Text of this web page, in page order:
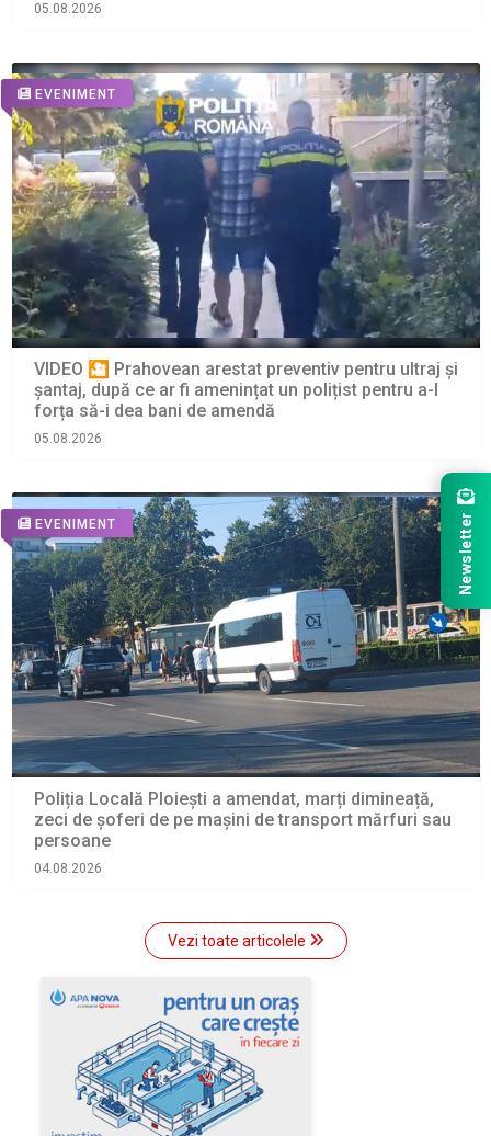
05.08.2026
EVENIMENT
VIDEO 🎦 Prahovean arestat preventiv pentru ultraj și
șantaj, după ce ar fi amenințat un polițist pentru a-l
forța să-i dea bani de amendă
05.08.2026
EVENIMENT
Poliția Locală Ploiești a amendat, marți dimineață,
zeci de șoferi de pe mașini de transport mărfuri sau
persoane
04.08.2026
Vezi toate articolele
Newsletter